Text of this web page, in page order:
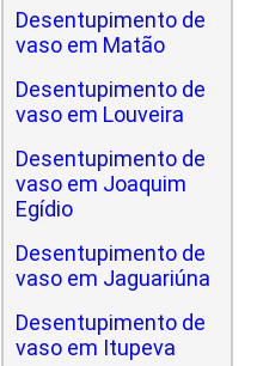
Desentupimento de
vaso em Matão
Desentupimento de
vaso em Louveira
Desentupimento de
vaso em Joaquim
Egídio
Desentupimento de
vaso em Jaguariúna
Desentupimento de
vaso em Itupeva